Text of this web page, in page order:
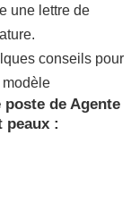
une lettre de
conseils pour
modèle
de Agente
peaux :